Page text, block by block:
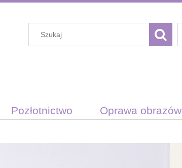
Pozłotnictwo Oprawa obrazów